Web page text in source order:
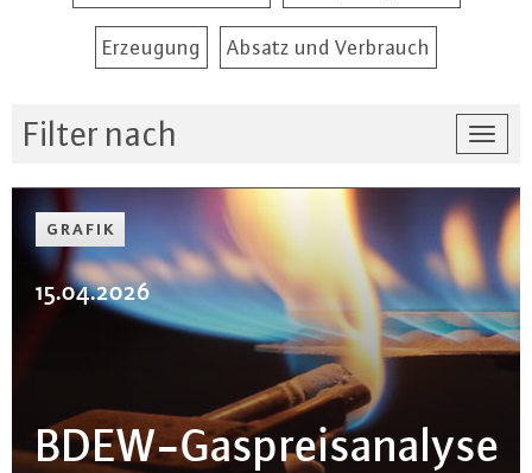
Erzeugung Absatz und Verbrauch
Filter nach
GRAFIK
15.04.2026
BDEW-Gas­preis­ana­ly­se